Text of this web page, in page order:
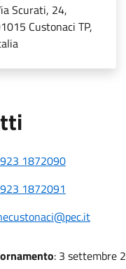
Scurati, 24,
Custonaci TP,
1872090
1872091
: 3 settembre